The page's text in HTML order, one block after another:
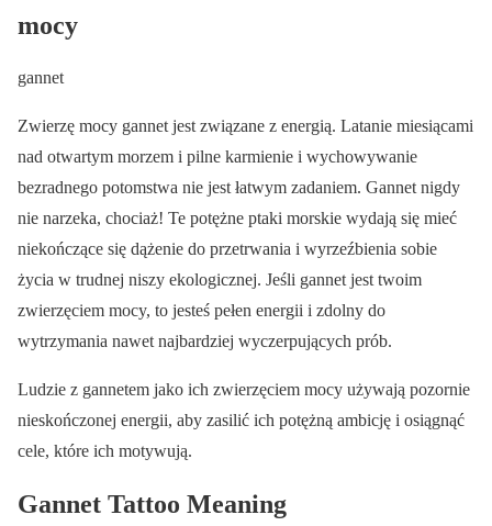
mocy
gannet
Zwierzę mocy gannet jest związane z energią. Latanie miesiącami
nad otwartym morzem i pilne karmienie i wychowywanie
bezradnego potomstwa nie jest łatwym zadaniem. Gannet nigdy
nie narzeka, chociaż! Te potężne ptaki morskie wydają się mieć
niekończące się dążenie do przetrwania i wyrzeźbienia sobie
życia w trudnej niszy ekologicznej. Jeśli gannet jest twoim
zwierzęciem mocy, to jesteś pełen energii i zdolny do
wytrzymania nawet najbardziej wyczerpujących prób.
Ludzie z gannetem jako ich zwierzęciem mocy używają pozornie
nieskończonej energii, aby zasilić ich potężną ambicję i osiągnąć
cele, które ich motywują.
Gannet Tattoo Meaning